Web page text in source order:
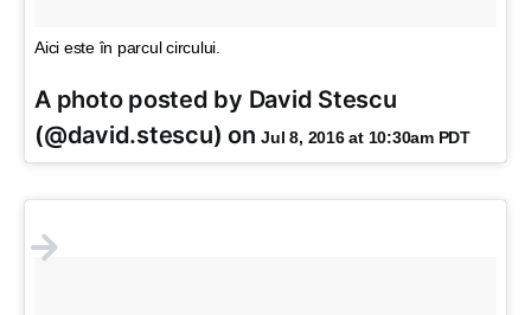
Aici este în parcul circului.
A photo posted by David Stescu
(@david.stescu) onJul 8, 2016 at 10:30am PDT